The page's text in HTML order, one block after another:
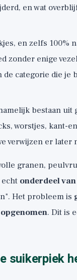
en wat
en zelfs 100%
zonder enige
de categorie die je
bestaan uit
worstjes, kant-
verwijzen er later
granen,
onderdeel
Het probleem is
. Dit is
suikerpiek